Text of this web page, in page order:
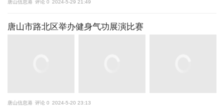
唐山信息港 评论 0 2024-5-29 21:49
唐山市路北区举办健身气功展演比赛
唐山信息港 评论 0 2024-5-20 23:13